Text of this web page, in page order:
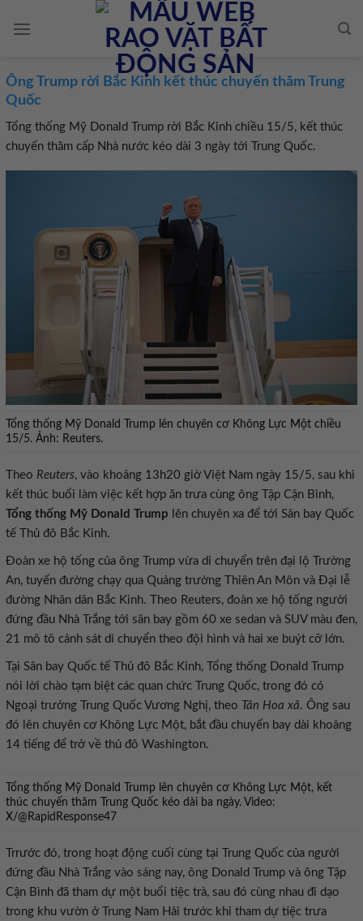
Ông Trump rời Bắc Kinh kết thúc chuyến thăm Trung
Quốc
Tổng thống Mỹ Donald Trump rời Bắc Kinh chiều 15/5, kết thúc
chuyến thăm cấp Nhà nước kéo dài 3 ngày tới Trung Quốc.
Tổng thống Mỹ Donald Trump lên chuyên cơ Không Lực Một chiều
15/5. Ảnh: Reuters.
Theo Reuters, vào khoảng 13h20 giờ Việt Nam ngày 15/5, sau khi
kết thúc buổi làm việc kết hợp ăn trưa cùng ông Tập Cận Bình,
Tổng thống Mỹ Donald Trump lên chuyên xa để tới Sân bay Quốc
tế Thủ đô Bắc Kinh.
Đoàn xe hộ tống của ông Trump vừa di chuyển trên đại lộ Trường
An, tuyến đường chạy qua Quảng trường Thiên An Môn và Đại lễ
đường Nhân dân Bắc Kinh. Theo Reuters, đoàn xe hộ tống người
đứng đầu Nhà Trắng tới sân bay gồm 60 xe sedan và SUV màu đen,
21 mô tô cảnh sát di chuyển theo đội hình và hai xe buýt cỡ lớn.
Tại Sân bay Quốc tế Thủ đô Bắc Kinh, Tổng thống Donald Trump
nói lời chào tạm biệt các quan chức Trung Quốc, trong đó có
Ngoại trưởng Trung Quốc Vương Nghị, theo Tân Hoa xã. Ông sau
đó lên chuyên cơ Không Lực Một, bắt đầu chuyến bay dài khoảng
14 tiếng để trở về thủ đô Washington.
Tổng thống Mỹ Donald Trump lên chuyên cơ Không Lực Một, kết
thúc chuyến thăm Trung Quốc kéo dài ba ngày. Video:
X/@RapidResponse47
Trrước đó, trong hoạt động cuối cùng tại Trung Quốc của người
đứng đầu Nhà Trắng vào sáng nay, ông Donald Trump và ông Tập
Cận Bình đã tham dự một buổi tiệc trà, sau đó cùng nhau đi dạo
trong khu vườn ở Trung Nam Hải trước khi tham dự tiệc trưa